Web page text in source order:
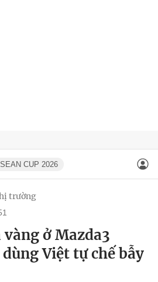
CUP 2026
trường
ở Mazda3
Việt tự chế bẫy